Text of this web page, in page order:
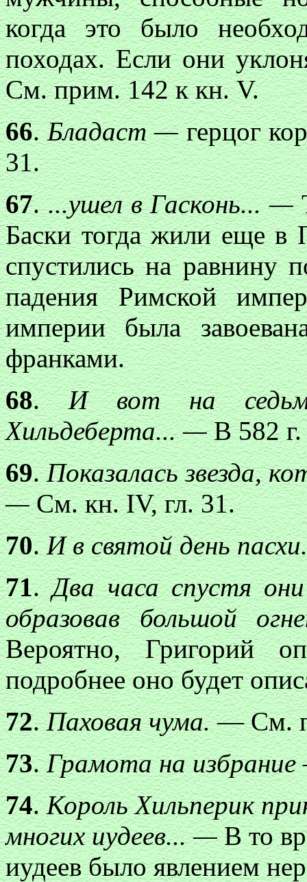
когда это было
походах. Если они
См. прим. 142 к кн. V.
66.Бладаст —герцог
31.
67....ушел в Гасконь... —
Баски тогда жили еще в
спустились на равнину
падения Римской
империи была
франками.
68.И вот на
Хильдеберта... —В 582 г.
69.Показалась звезда,
—См. кн. IV, гл. 31.
70.И в святой день
71.Два часа спустя
образовав большой
Вероятно, Григорий
подробнее оно будет
72.Паховая чума.— См.
73.Грамота на избрание
74.Король Хильперик
многих иудеев... —В то
иудеев было явлением